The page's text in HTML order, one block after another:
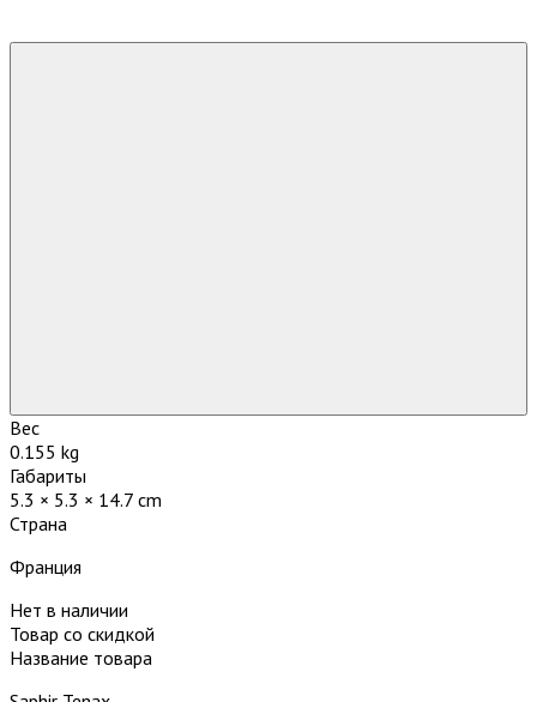
Вес
0.155 kg
Габариты
5.3 × 5.3 × 14.7 cm
Страна
Франция
Нет в наличии
Товар со скидкой
Название товара